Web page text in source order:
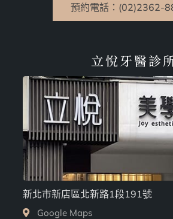
預約電話：(02)2362-
立悅牙醫診
新北市新店區北新路1段191號
Google Maps